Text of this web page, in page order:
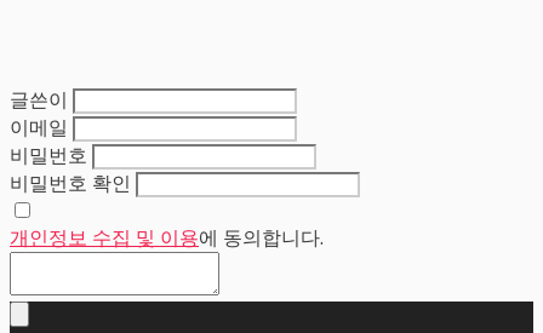
글쓴이
이메일
비밀번호
비밀번호 확인
개인정보 수집 및 이용에 동의합니다.